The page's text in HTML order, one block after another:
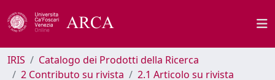
IRIS
Catalogo dei Prodotti della Ricerca
2 Contributo su rivista
2.1 Articolo su rivista